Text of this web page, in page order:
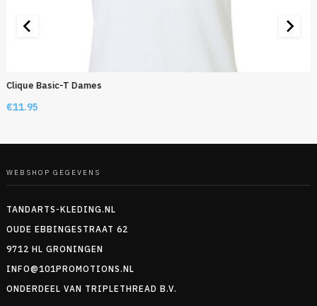
Clique Basic-T Dames
€11.95
WEBSHOP GEGEVENS
TANDARTS-KLEDING.NL
OUDE EBBINGESTRAAT 62
9712 HL GRONINGEN
INFO@101PROMOTIONS.NL
ONDERDEEL VAN TRIPLETHREAD B.V.